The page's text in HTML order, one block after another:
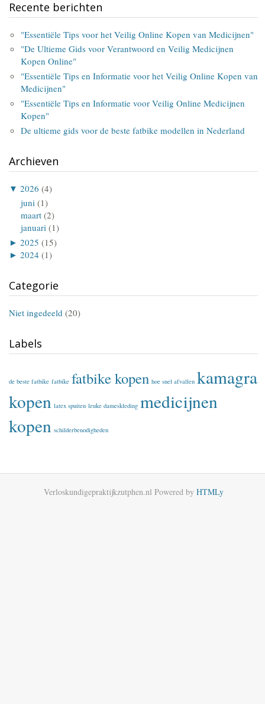
Recente berichten
"Essentiële Tips voor het Veilig Online Kopen van Medicijnen"
"De Ultieme Gids voor Verantwoord en Veilig Medicijnen
Kopen Online"
"Essentiële Tips en Informatie voor het Veilig Online Kopen van
Medicijnen"
"Essentiële Tips en Informatie voor Veilig Online Medicijnen
Kopen"
De ultieme gids voor de beste fatbike modellen in Nederland
Archieven
▼ 2026 (4)
juni (1)
maart (2)
januari (1)
► 2025 (15)
► 2024 (1)
Categorie
Niet ingedeeld (20)
Labels
de beste fatbike fatbike fatbike kopen hoe snel afvallen kamagra
kopen latex spuiten leuke dameskleding medicijnen
kopen schilderbenodigheden
Verloskundigepraktijkzutphen.nl Powered by HTMLy